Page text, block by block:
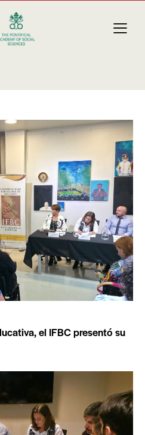
el IFBC presentó su